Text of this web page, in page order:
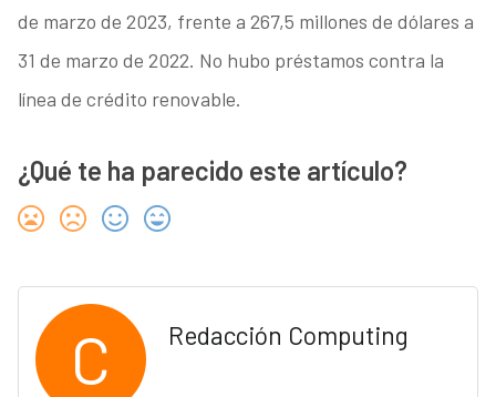
de marzo de 2023, frente a 267,5 millones de dólares a
31 de marzo de 2022. No hubo préstamos contra la
línea de crédito renovable.
¿Qué te ha parecido este artículo?
C Redacción Computing